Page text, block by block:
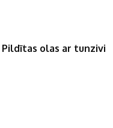
Pildītas olas ar tunzivi